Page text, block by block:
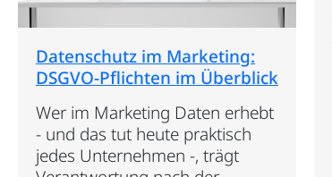
Datenschutz im Marketing:
DSGVO-Pflichten im Überblick
Wer im Marketing Daten erhebt
- und das tut heute praktisch
jedes Unternehmen -, trägt